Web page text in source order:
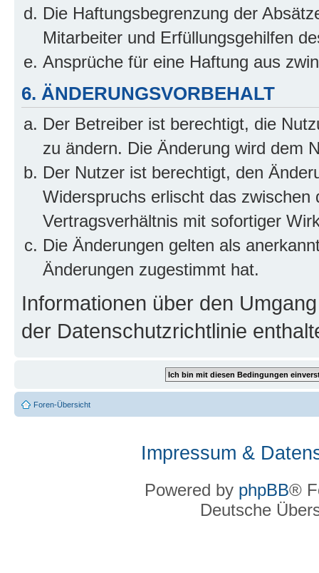
Die Haftungsbegrenzung der
Mitarbeiter und Erfüllungsgehilfen
Ansprüche für eine Haftung aus
6. ÄNDERUNGSVORBEHALT
Der Betreiber ist berechtigt, die
zu ändern. Die Änderung wird dem
Der Nutzer ist berechtigt, den
Widerspruchs erlischt das
Vertragsverhältnis mit sofortiger
Die Änderungen gelten als
Änderungen zugestimmt hat.
Informationen über den
der Datenschutzrichtlinie
Foren-Übersicht
Impressum &
Powered by phpBB®
Deutsche